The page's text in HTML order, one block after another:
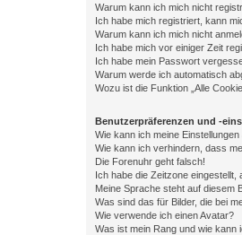
Warum kann ich mich nicht
Ich habe mich registriert, kann
Warum kann ich mich nicht
Ich habe mich vor einiger Zeit
Ich habe mein Passwort
Warum werde ich automatisch
Wozu ist die Funktion „Alle
Benutzerpräferenzen und -
Wie kann ich meine Einstellungen
Wie kann ich verhindern, dass
Die Forenuhr geht falsch!
Ich habe die Zeitzone
Meine Sprache steht auf diesem
Was sind das für Bilder, die bei
Wie verwende ich einen Avatar?
Was ist mein Rang und wie kann